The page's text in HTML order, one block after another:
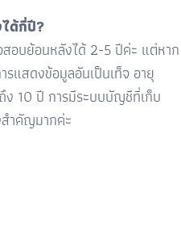
ด้กี่ปี?
อบย้อนหลังได้ 2-5ปีค่ะ แต่หาก
แสดงข้อมูลอันเป็นเท็จ อายุ
ง 10 ปี การมีระบบบัญชีที่เก็บ
สำคัญมากค่ะ